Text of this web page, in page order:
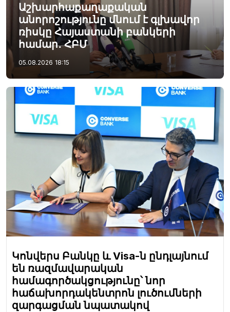
Աշխարհաքաղաքական
անորոշությունը մնում է գլխավոր
ռիսկը Հայաստանի բանկերի
համար․ ՀԲՄ
05.08.2026 18:15
Կոնվերս Բանկը և Visa-ն ընդլայնում
են ռազմավարական
համագործակցությունը՝ նոր
հաճախորդակենտրոն լուծումների
զարգացման նպատակով